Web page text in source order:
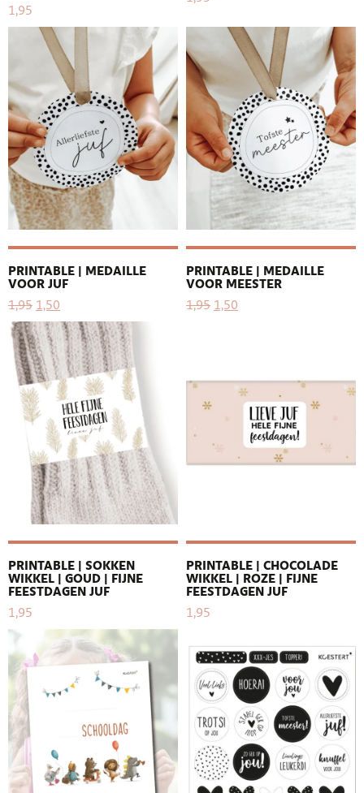
1,95
PRINTABLE | MEDAILLE
VOOR JUF
1,95 1,50
PRINTABLE | MEDAILLE
VOOR MEESTER
1,95 1,50
PRINTABLE | SOKKEN
WIKKEL | GOUD | FIJNE
FEESTDAGEN JUF
1,95
PRINTABLE | CHOCOLADE
WIKKEL | ROZE | FIJNE
FEESTDAGEN JUF
1,95